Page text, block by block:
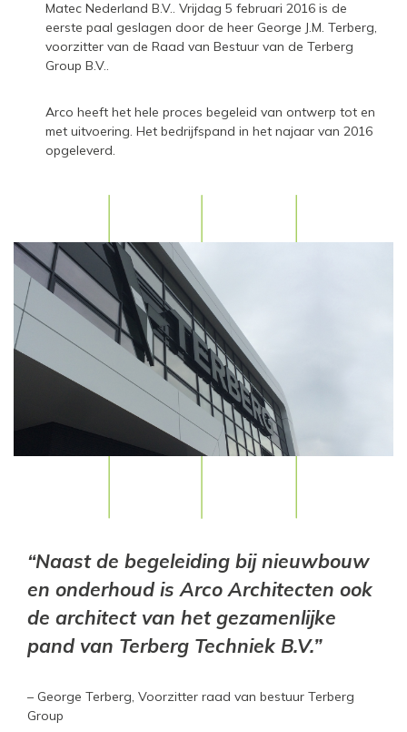
Matec Nederland B.V.. Vrijdag 5 februari 2016 is de
eerste paal geslagen door de heer George J.M. Terberg,
voorzitter van de Raad van Bestuur van de Terberg
Group B.V..
Arco heeft het hele proces begeleid van ontwerp tot en
met uitvoering. Het bedrijfspand in het najaar van 2016
opgeleverd.
“Naast de begeleiding bij nieuwbouw
en onderhoud is Arco Architecten ook
de architect van het gezamenlijke
pand van Terberg Techniek B.V.”
– George Terberg, Voorzitter raad van bestuur Terberg
Group